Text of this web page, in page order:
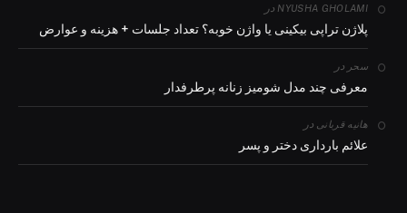
NYUSHA GHOLAMI در
پلاژن تراپی بیکینی یا واژن خوبه؟ تعداد جلسات + هزینه و عوارض
سحر در
معرفی چند مدل شومیز زنانه پرطرفدار
هانیه قربانی در
علائم بارداری دختر و پسر